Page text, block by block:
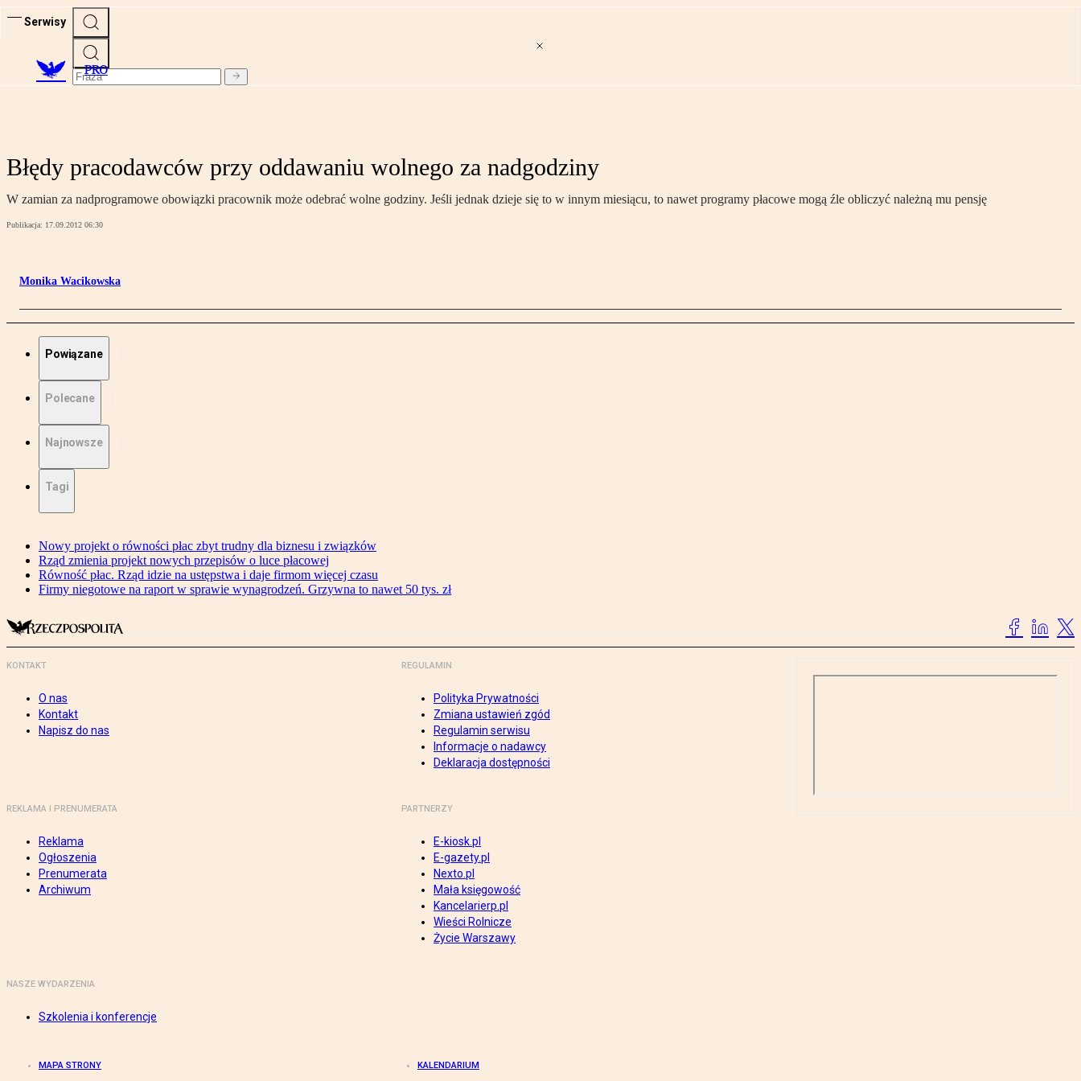
Serwisy
PRO
Błędy pracodawców przy oddawaniu wolnego za nadgodziny
W zamian za nadprogramowe obowiązki pracownik może odebrać wolne godziny. Jeśli jednak dzieje się to w innym miesiącu, to nawet programy płacowe mogą źle obliczyć należną mu pensję
Publikacja: 17.09.2012 06:30
Monika Wacikowska
Powiązane
Polecane
Najnowsze
Tagi
Nowy projekt o równości płac zbyt trudny dla biznesu i związków
Rząd zmienia projekt nowych przepisów o luce płacowej
Równość płac. Rząd idzie na ustępstwa i daje firmom więcej czasu
Firmy niegotowe na raport w sprawie wynagrodzeń. Grzywna to nawet 50 tys. zł
KONTAKT
O nas
Kontakt
Napisz do nas
REGULAMIN
Polityka Prywatności
Zmiana ustawień zgód
Regulamin serwisu
Informacje o nadawcy
Deklaracja dostępności
REKLAMA I PRENUMERATA
Reklama
Ogłoszenia
Prenumerata
Archiwum
PARTNERZY
E-kiosk.pl
E-gazety.pl
Nexto.pl
Mała księgowość
Kancelarierp.pl
Wieści Rolnicze
Życie Warszawy
NASZE WYDARZENIA
Szkolenia i konferencje
MAPA STRONY KALENDARIUM